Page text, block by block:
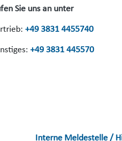
Sie uns an unter
+49 3831 4455740
+49 3831 445570
Interne Meldestelle /